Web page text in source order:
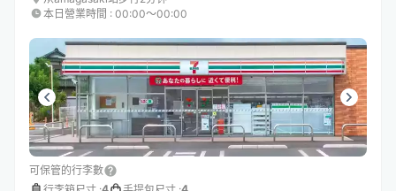
本日營業時間 : 00:00〜00:00
可保管的行李數